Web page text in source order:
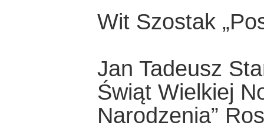
Wit Szostak
Jan Tadeusz
Świąt Wielkiej
Narodzenia”